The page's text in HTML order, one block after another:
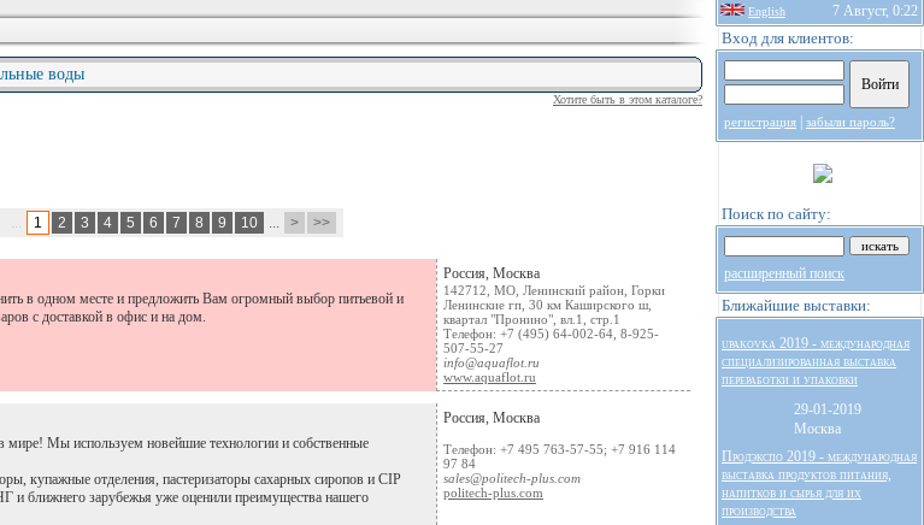
воды
Хотите быть в этом каталоге?
... 1 2 3 4 5 6 7 8 9 10 ... > >>
в одном месте и предложить Вам огромный выбор питьевой и
с доставкой в офис и на дом.
Россия, Москва
142712, МО, Ленинский район, Горки
Ленинские гп, 30 км Каширского ш,
квартал "Пронино", вл.1, стр.1
Телефон: +7 (495) 64-002-64, 8-925-
507-55-27
info@aquaflot.ru
www.aquaflot.ru
Мы используем новейшие технологии и собственные
купажные отделения, пастеризаторы сахарных сиропов и CIP
и ближнего зарубежья уже оценили преимущества нашего
Россия, Москва
Телефон: +7 495 763-57-55; +7 916 114
97 84
sales@politech-plus.com
politech-plus.com
English 7 Август, 0:22
Вход для клиентов:
регистрация забыли пароль?
Поиск по сайту:
расширенный поиск
Ближайшие выставки:
upakovka 2019 - международная
специализированная выставка
переработки и упаковки
29-01-2019
Москва
Продэкспо 2019 - международная
выставка продуктов питания,
напитков и сырья для их
производства